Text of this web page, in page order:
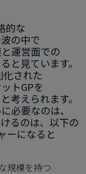
的な​
の​中で​
運営面での​
と​見ています。​
された​
トGPを​
考えられます。​
必要なのは、​
るのは、​以下の​
ーに​なると​
規模を​持つ